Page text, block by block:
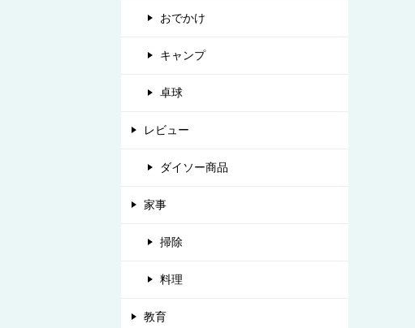
おでかけ
キャンプ
卓球
レビュー
ダイソー商品
家事
掃除
料理
教育